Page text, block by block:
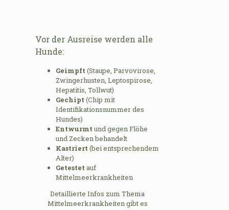
Vor der Ausreise werden alle
Hunde:
Geimpft (Staupe, Parvovirose,
Zwingerhusten, Leptospirose,
Hepatitis, Tollwut)
Gechipt (Chip mit
Identifikationsnummer des
Hundes)
Entwurmt und gegen Flöhe
und Zecken behandelt
Kastriert (bei entsprechendem
Alter)
Getestet auf
Mittelmeerkrankheiten
Detaillierte Infos zum Thema
Mittelmeerkrankheiten gibt es